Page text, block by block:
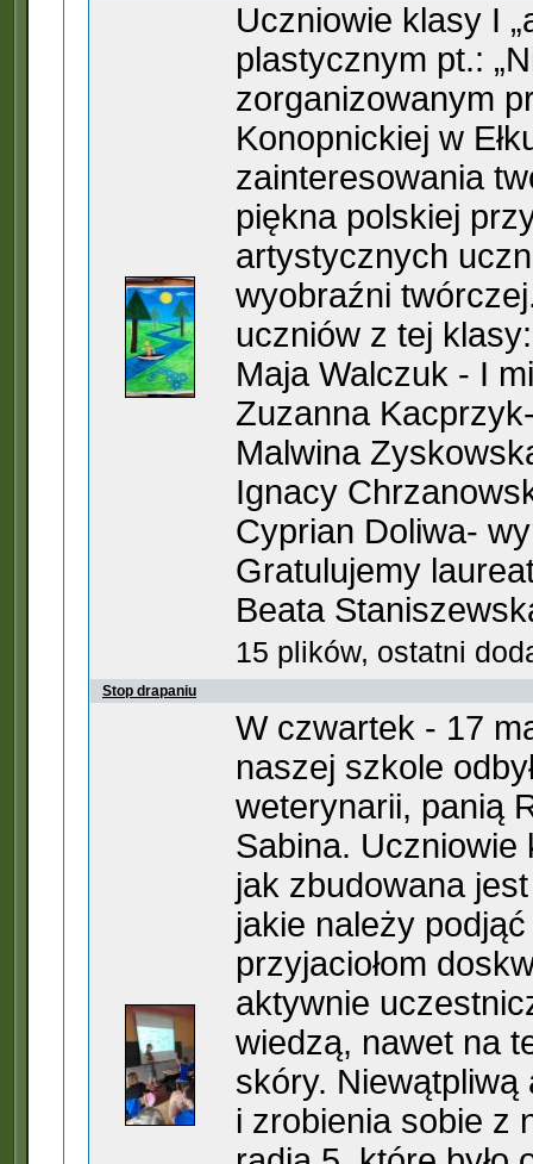
Uczniowie klasy I
plastycznym pt.:
zorganizowanym
Konopnickiej w
zainteresowania
piękna polskiej
artystycznych
wyobraźni
uczniów z tej klasy:
Maja Walczuk - I
Zuzanna
Malwina
Ignacy
Cyprian Doliwa-
Gratulujemy
Beata
15 plików, ostatni
Stop drapaniu
W czwartek - 17
naszej szkole
weterynarii, panią
Sabina. Uczniowie
jak zbudowana
jakie należy
przyjaciołom
aktywnie
wiedzą, nawet na
skóry. Niewątpliwą
i zrobienia sobie z